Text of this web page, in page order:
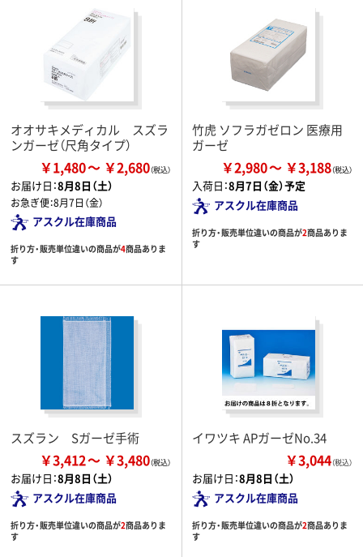
オオサキメディカル スズラ
ンガーゼ（尺角タイプ）
￥1,480 ￥2,680
お届け日：8月8日（土）
お急ぎ便：8月7日（金）
アスクル在庫商品
折り方・販売単位違いの商品が4商品ありま
す
竹虎 ソフラガゼロン 医療用
ガーゼ
￥2,980 ￥3,188
入荷日：8月7日（金）予定
アスクル在庫商品
折り方・販売単位違いの商品が2商品ありま
す
スズラン Sガーゼ手術
￥3,412 ￥3,480
お届け日：8月8日（土）
アスクル在庫商品
折り方・販売単位違いの商品が2商品ありま
す
イワツキ APガーゼNo.34
￥3,044（税込）
お届け日：8月8日（土）
アスクル在庫商品
折り方・販売単位違いの商品が2商品ありま
す